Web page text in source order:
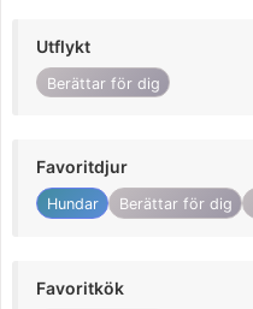
Utflykt
Berättar för dig
Favoritdjur
Hundar Berättar för dig
Favoritkök